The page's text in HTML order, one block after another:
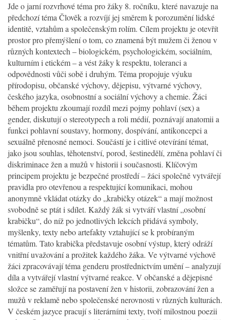
Jde o jarní rozvrhové téma pro žáky 8. ročníku, které navazuje na
předchozí téma Člověk a rozvíjí jej směrem k porozumění lidské
identitě, vztahům a společenským rolím. Cílem projektu je otevřít
prostor pro přemýšlení o tom, co znamená být mužem či ženou v
různých kontextech – biologickém, psychologickém, sociálním,
kulturním i etickém – a vést žáky k respektu, toleranci a
odpovědnosti vůči sobě i druhým. Téma propojuje výuku
přírodopisu, občanské výchovy, dějepisu, výtvarné výchovy,
českého jazyka, osobnostní a sociální výchovy a chemie. Žáci
během projektu zkoumají rozdíl mezi pojmy pohlaví (sex) a
gender, diskutují o stereotypech a roli médií, poznávají anatomii a
funkci pohlavní soustavy, hormony, dospívání, antikoncepci a
sexuálně přenosné nemoci. Součástí je i citlivé otevírání témat,
jako jsou souhlas, těhotenství, porod, šestinedělí, změna pohlaví či
diskriminace žen a mužů v historii i současnosti. Klíčovým
principem projektu je bezpečné prostředí – žáci společně vytvářejí
pravidla pro otevřenou a respektující komunikaci, mohou
anonymně vkládat otázky do „krabičky otázek“ a mají možnost
svobodně se ptát i sdílet. Každý žák si vytváří vlastní „osobní
krabičku“, do níž po jednotlivých lekcích přidává symboly,
myšlenky, texty nebo artefakty vztahující se k probíraným
tématům. Tato krabička představuje osobní výstup, který odráží
vnitřní uvažování a prožitek každého žáka. Ve výtvarné výchově
žáci zpracovávají téma genderu prostřednictvím umění – analyzují
díla a vytvářejí vlastní výtvarné reakce. V občanské a dějepisné
složce se zaměřují na postavení žen v historii, zobrazování žen a
mužů v reklamě nebo společenské nerovnosti v různých kulturách.
V českém jazyce pracují s literárními texty, tvoří milostnou poezii